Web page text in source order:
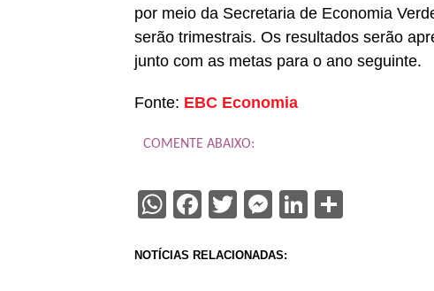
por meio da Secretaria de Economia
serão trimestrais. Os resultados serão
junto com as metas para o ano seguinte.
Fonte: EBC Economia
COMENTE ABAIXO:
WhatsApp
Facebook
TwitterMessenger
LinkedIn
NOTÍCIAS RELACIONADAS: